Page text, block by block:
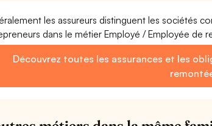
les assureurs distinguent les sociétés
dans le métier Employé / Employée de
Découvrez toutes les assurances et les